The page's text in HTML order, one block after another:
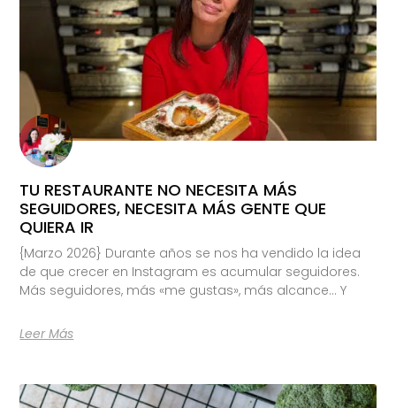
TU RESTAURANTE NO NECESITA MÁS
SEGUIDORES, NECESITA MÁS GENTE QUE
QUIERA IR
{Marzo 2026} Durante años se nos ha vendido la idea
de que crecer en Instagram es acumular seguidores.
Más seguidores, más «me gustas», más alcance… Y
Leer Más